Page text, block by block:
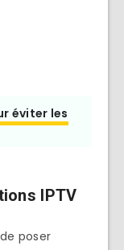
éviter les
IPTV
poser